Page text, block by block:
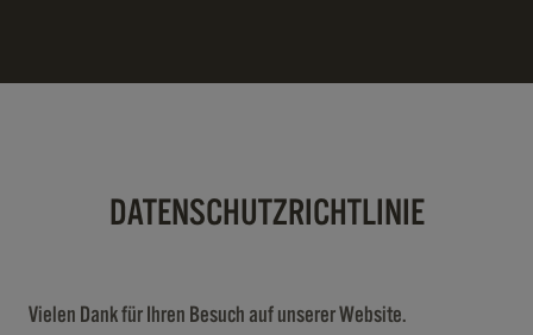
DATENSCHUTZRICHTLINIE
Vielen Dank für Ihren Besuch auf unserer Website.